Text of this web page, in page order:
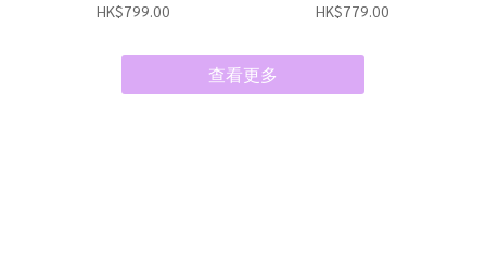
HK$799.00
HK$779.00
查看更多